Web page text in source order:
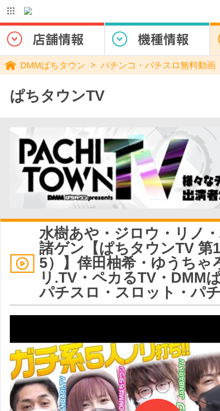
DMMぱちタウン パチンコ・パチスロ無料動画
ぱちタウンTV
水樹あや・ジロウ・リノ
諸ゲン【ぱちタウンTV 第
5）】倖田柚希・ゆうちゃ
リ.TV・ペカるTV・DMM
パチスロ・スロット・パ